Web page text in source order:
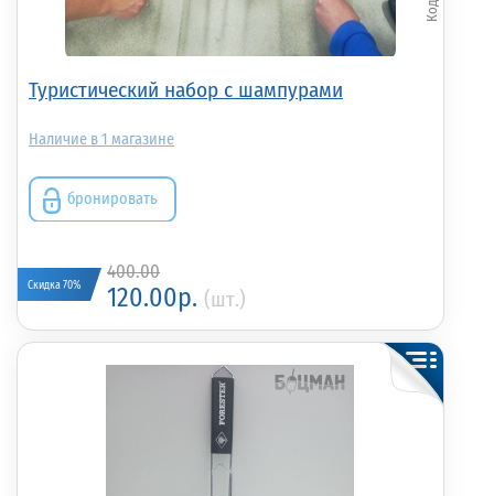
Туристический набор с шампурами
1
бронировать
Скидка 70%
400.00
120.00р. (шт.)